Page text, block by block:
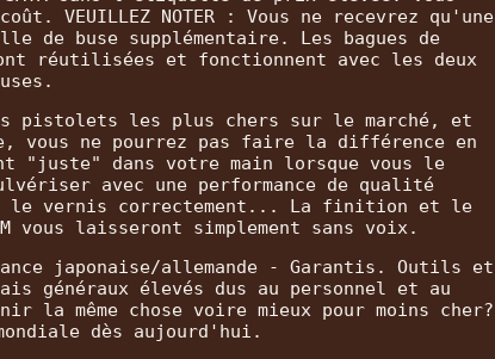
VEUILLEZ NOTER : Vous ne recevrez qu'une
de buse supplémentaire. Les bagues de
réutilisées et fonctionnent avec les deux
pistolets les plus chers sur le marché, et
vous ne pourrez pas faire la différence en
"juste" dans votre main lorsque vous le
avec une performance de qualité
le vernis correctement... La finition et le
vous laisseront simplement sans voix.
japonaise/allemande - Garantis. Outils et
généraux élevés dus au personnel et au
la même chose voire mieux pour moins cher?
dès aujourd'hui.